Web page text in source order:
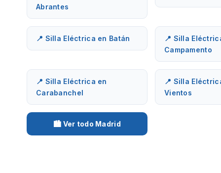
Abrantes
📍 Silla Eléctrica en Batán
📍 Silla
Campamento
📍 Silla Eléctrica en
Carabanchel
📍 Silla
Vientos
🏙️ Ver todo Madrid